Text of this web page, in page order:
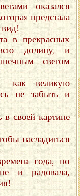
оказался
предстала
в прекрасных
всю долину, и
светом
великую
не забыть и
своей картине
насладиться
года, но
и радовала,